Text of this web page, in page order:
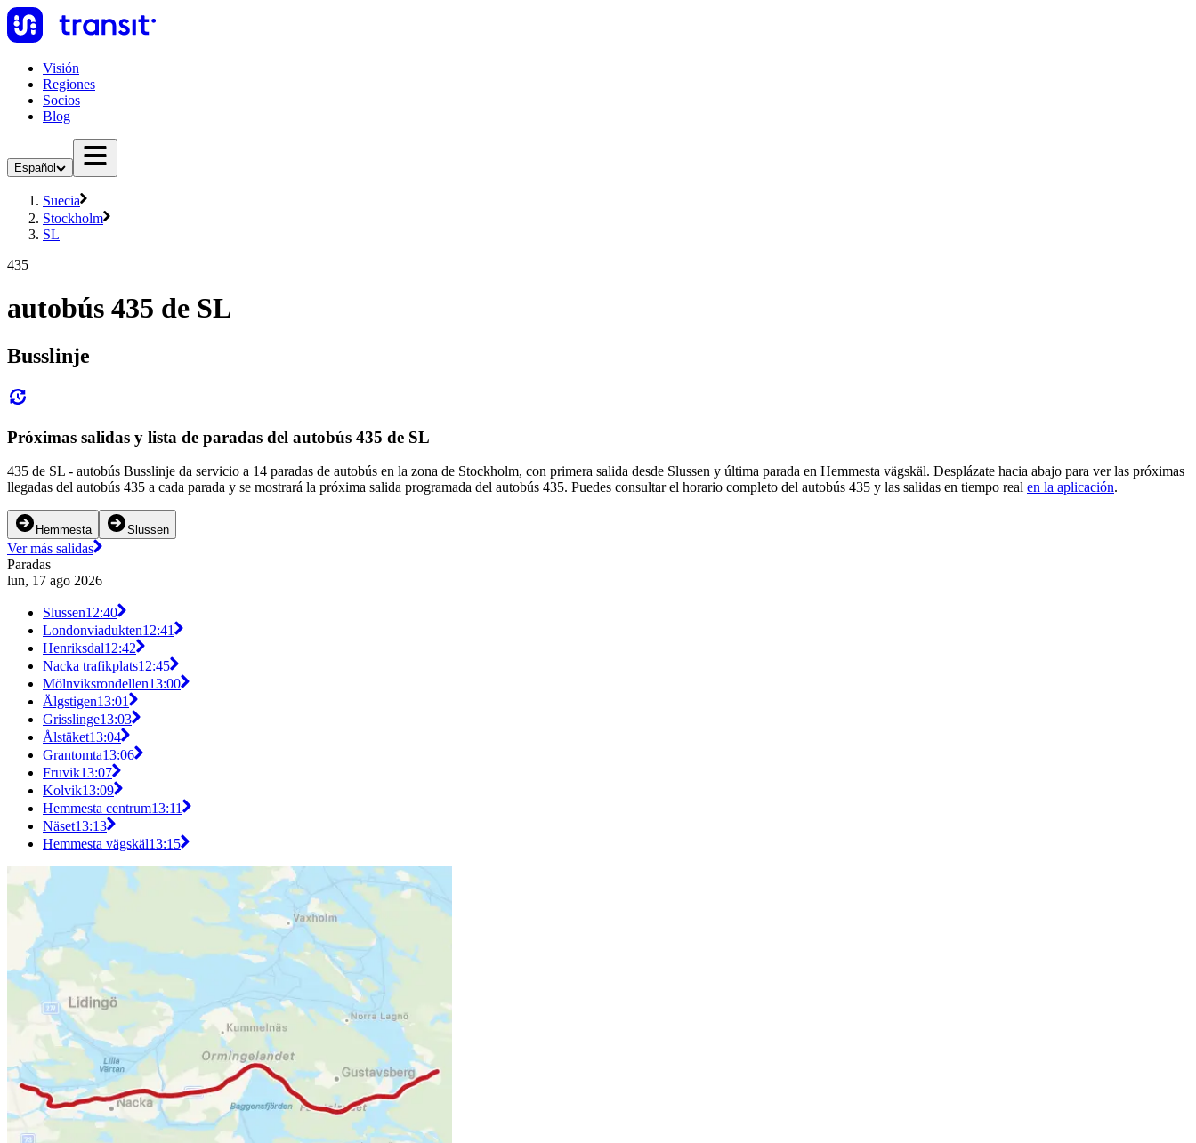
Visión
Regiones
Socios
Blog
Español
Suecia
Stockholm
SL
435
autobús 435 de SL
Busslinje
Próximas salidas y lista de paradas del autobús 435 de SL
435 de SL - autobús Busslinje da servicio a 14 paradas de autobús en la zona de Stockholm, con primera salida desde Slussen y última parada en Hemmesta vägskäl. Desplázate hacia abajo para ver las próximas
llegadas del autobús 435 a cada parada y se mostrará la próxima salida programada del autobús 435. Puedes consultar el horario completo del autobús 435 y las salidas en tiempo real en la aplicación.
Hemmesta Slussen
Ver más salidas
Paradas
lun, 17 ago 2026
Slussen12:40
Londonviadukten12:41
Henriksdal12:42
Nacka trafikplats12:45
Mölnviksrondellen13:00
Älgstigen13:01
Grisslinge13:03
Ålstäket13:04
Grantomta13:06
Fruvik13:07
Kolvik13:09
Hemmesta centrum13:11
Näset13:13
Hemmesta vägskäl13:15